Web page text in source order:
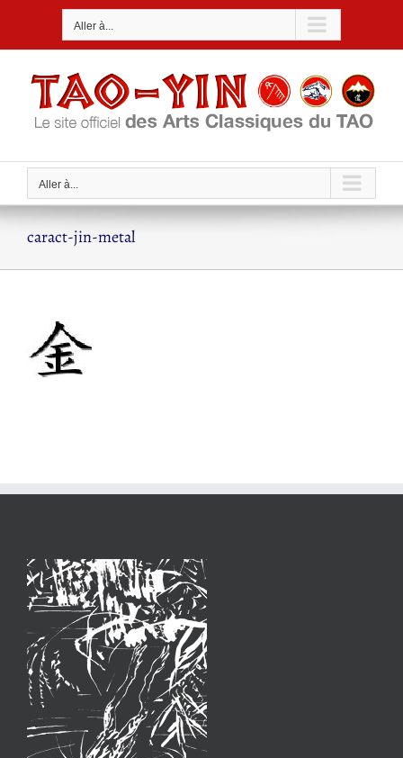
Aller à...
Aller à...
caract-jin-metal